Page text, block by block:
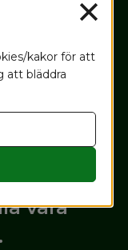
våra
kakor för att
att bläddra